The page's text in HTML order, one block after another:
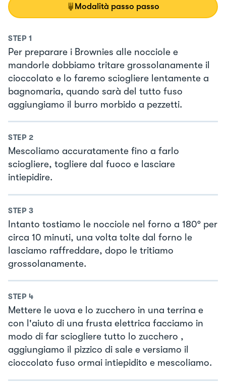
Modalità passo passo
STEP 1
Per preparare i Brownies alle nocciole e
mandorle dobbiamo tritare grossolanamente il
cioccolato e lo faremo sciogliere lentamente a
bagnomaria, quando sarà del tutto fuso
aggiungiamo il burro morbido a pezzetti.
STEP 2
Mescoliamo accuratamente fino a farlo
sciogliere, togliere dal fuoco e lasciare
intiepidire.
STEP 3
Intanto tostiamo le nocciole nel forno a 180° per
circa 10 minuti, una volta tolte dal forno le
lasciamo raffreddare, dopo le tritiamo
grossolanamente.
STEP 4
Mettere le uova e lo zucchero in una terrina e
con l'aiuto di una frusta elettrica facciamo in
modo di far sciogliere tutto lo zucchero ,
aggiungiamo il pizzico di sale e versiamo il
cioccolato fuso ormai intiepidito e mescoliamo.